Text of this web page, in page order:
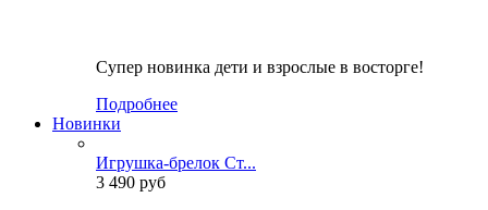
Супер новинка дети и взрослые в восторге!
Подробнее
Новинки
Игрушка-брелок Ст...
3 490 руб